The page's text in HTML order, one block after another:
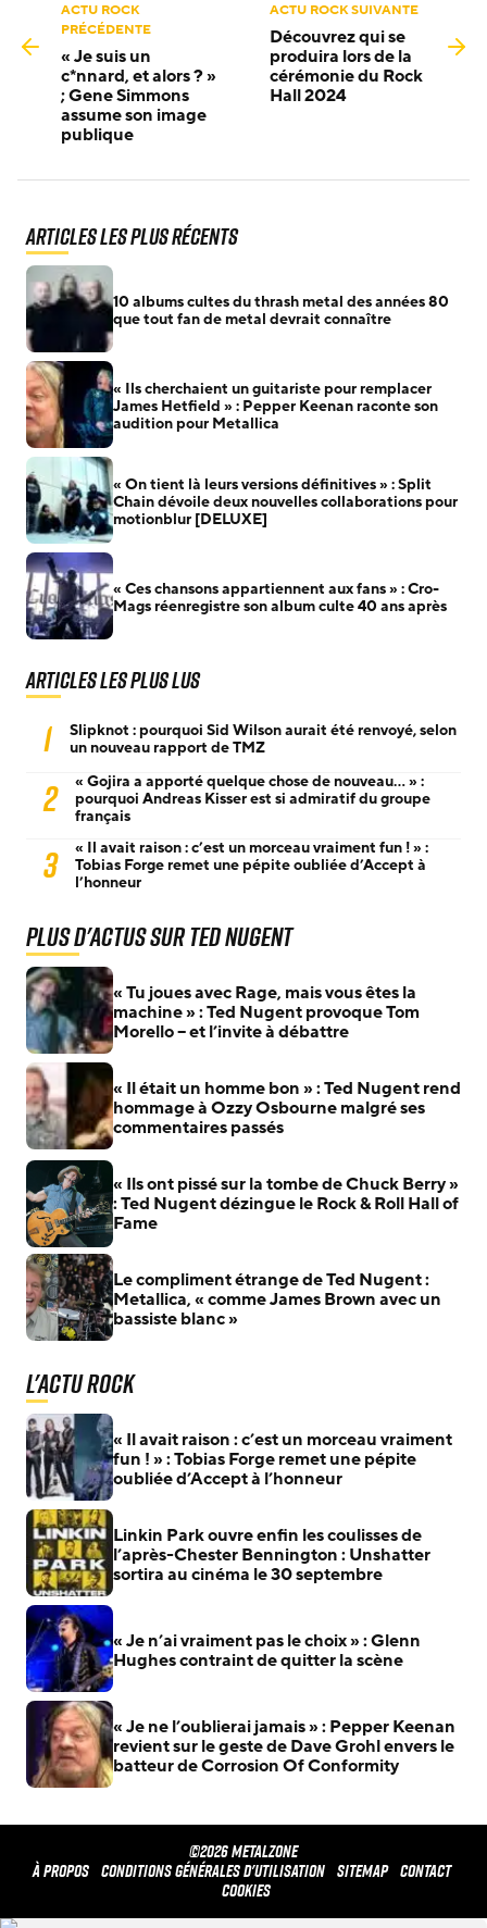
ACTU ROCK
PRÉCÉDENTE
« Je suis un
c*nnard, et alors ? »
; Gene Simmons
assume son image
publique
ACTU ROCK SUIVANTE
Découvrez qui se
produira lors de la
cérémonie du Rock
Hall 2024
Articles les plus récents
10 albums cultes du thrash metal des années 80
que tout fan de metal devrait connaître
« Ils cherchaient un guitariste pour remplacer
James Hetfield » : Pepper Keenan raconte son
audition pour Metallica
« On tient là leurs versions définitives » : Split
Chain dévoile deux nouvelles collaborations pour
motionblur [DELUXE]
« Ces chansons appartiennent aux fans » : Cro-
Mags réenregistre son album culte 40 ans après
Articles les plus lus
1
Slipknot : pourquoi Sid Wilson aurait été renvoyé, selon
un nouveau rapport de TMZ
2
« Gojira a apporté quelque chose de nouveau… » :
pourquoi Andreas Kisser est si admiratif du groupe
français
3
« Il avait raison : c’est un morceau vraiment fun ! » :
Tobias Forge remet une pépite oubliée d’Accept à
l’honneur
Plus d'actus sur Ted Nugent
« Tu joues avec Rage, mais vous êtes la
machine » : Ted Nugent provoque Tom
Morello – et l’invite à débattre
« Il était un homme bon » : Ted Nugent rend
hommage à Ozzy Osbourne malgré ses
commentaires passés
« Ils ont pissé sur la tombe de Chuck Berry »
: Ted Nugent dézingue le Rock & Roll Hall of
Fame
Le compliment étrange de Ted Nugent :
Metallica, « comme James Brown avec un
bassiste blanc »
L'actu Rock
« Il avait raison : c’est un morceau vraiment
fun ! » : Tobias Forge remet une pépite
oubliée d’Accept à l’honneur
Linkin Park ouvre enfin les coulisses de
l’après-Chester Bennington : Unshatter
sortira au cinéma le 30 septembre
« Je n’ai vraiment pas le choix » : Glenn
Hughes contraint de quitter la scène
« Je ne l’oublierai jamais » : Pepper Keenan
revient sur le geste de Dave Grohl envers le
batteur de Corrosion Of Conformity
©2026 METALZONE
À propos Conditions générales d'utilisation Sitemap Contact
Cookies